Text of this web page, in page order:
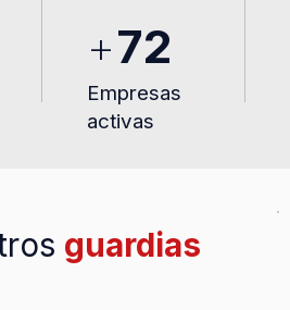
guardias
+72
Empresas
activas